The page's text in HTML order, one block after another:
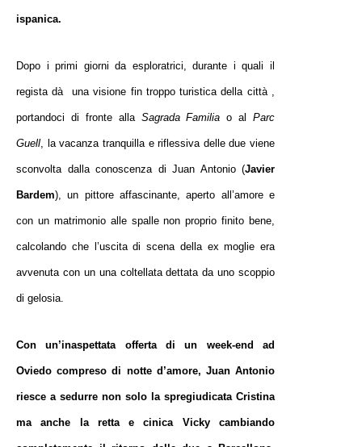
ispanica.
Dopo i primi giorni da esploratrici, durante i quali il
regista dà una visione fin troppo turistica della città ,
portandoci di fronte alla Sagrada Familia o al Parc
Guell , la vacanza tranquilla e riflessiva delle due viene
sconvolta dalla conoscenza di Juan Antonio (Javier
Bardem), un pittore affascinante, aperto all’amore e
con un matrimonio alle spalle non proprio finito bene,
calcolando che l’uscita di scena della ex moglie era
avvenuta con un una coltellata dettata da uno scoppio
di gelosia.
Con un’inaspettata offerta di un week-end ad
Oviedo compreso di notte d’amore, Juan Antonio
riesce a sedurre non solo la spregiudicata Cristina
ma anche la retta e cinica Vicky cambiando